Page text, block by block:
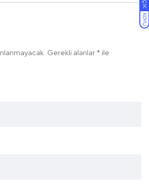
KOYU
Gerekli alanlar * ile